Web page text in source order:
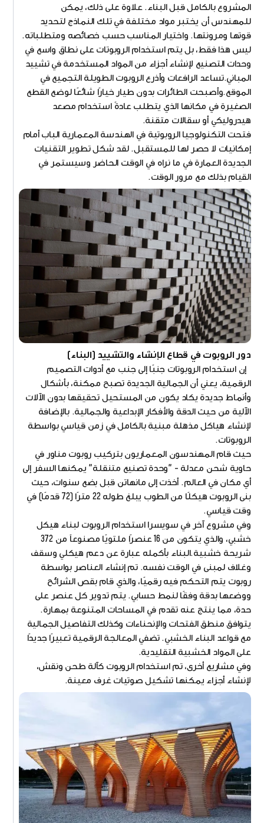
المشروع بالكامل قبل البناء. علاوة على ذلك، يمكن
للمهندس أن يختبر مواد مختلفة في تلك النماذج لتحديد
قوتها ومرونتها. واختيار المناسب حسب خصائصه ومتطلباته.
ليس هذا فقط، بل يتم استخدام الروبوتات على نطاق واسع في
وحدات التصنيع لإنشاء أجزاء من المواد المستخدمة في تشييد
المباني.تساعد الرافعات وأذرع الروبوت الطويلة التجميع في
الموقع.وأصبحت الطائرات بدون طيار خيارًا شائعًا لوضع القطع
الصغيرة في مكانها الذي يتطلب عادةً استخدام مصعد
هيدروليكي أو سقالات متقنة.
فتحت التكنولوجيا الروبوتية في الهندسة المعمارية الباب أمام
إمكانيات لا حصر لها للمستقبل. لقد شكل تطوير التقنيات
الجديدة العمارة في ما نراه في الوقت الحاضر وسيستمر في
القيام بذلك مع مرور الوقت.
دور الروبوت في قطاع الإنشاء والتشييد (البناء)
إن استخدام الروبوتات جنبًا إلى جنب مع أدوات التصميم
الرقمية، يعني أن الجمالية الجديدة تصبح ممكنة، بأشكال
وأنماط جديدة يكاد يكون من المستحيل تحقيقها بدون الآلات
الآلية من حيث الدقة والأفكار الإبداعية والجمالية. بالإضافة
لإنشاء هياكل مذهلة مبنية بالكامل في زمن قياسي بواسطة
الروبوتات.
حيث قام المهندسون المعماريون بتركيب روبوت مناور في
حاوية شحن معدلة - "وحدة تصنيع متنقلة" يمكنها السفر إلى
أي مكان في العالم. أخذت إلى مانهاتن قبل بضع سنوات، حيث
بنى الروبوت هيكلًا من الطوب يبلغ طوله 22 مترًا (72 قدمًا) في
وقت قياسي.
وفي مشروع آخر في سويسرا استخدام الروبوت لبناء هيكل
خشبي، والذي يتكون من 16 عنصرًا ملتويًا مصنوعاً من 372
شريحة خشبية.البناء بأكمله عبارة عن دعم هيكلي وسقف
وغلاف لمبنى في الوقت نفسه. تم إنشاء العناصر بواسطة
روبوت يتم التحكم فيه رقميًا، والذي قام بقص الشرائح
ووضعها بدقة وفقًا لنمط حسابي. يتم تدوير كل عنصر على
حدة، مما ينتج عنه تقدم في المساحات المتنوعة بمهارة.
يتوافق منطق الفتحات والإنحناءات وكذلك التفاصيل الجمالية
مع قواعد البناء الخشبي. تضفي المعالجة الرقمية تعبيرًا جديدًا
على المواد الخشبية التقليدية.
وفي مشاريع أخرى، تم استخدام الروبوت كآلة طحن ونقش،
لإنشاء أجزاء يمكنها تشكيل صوتيات غرف معينة.